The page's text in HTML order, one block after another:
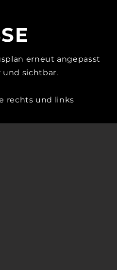
erneut angepasst
und sichtbar.
rechts und links